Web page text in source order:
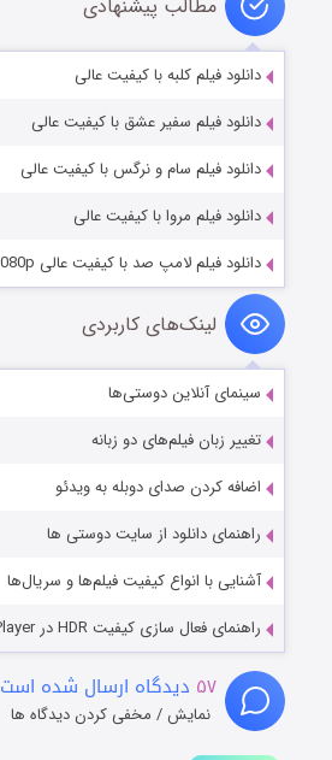
مطالب پیشنهادی
دانلود فیلم کلبه با کیفیت عالی
دانلود فیلم سفیر عشق با کیفیت عالی
دانلود فیلم سام و نرگس با کیفیت عالی
دانلود فیلم مروا با کیفیت عالی
دانلود فیلم لامپ صد با کیفیت عالی 1080p
لینک‌های کاربردی
سینمای آنلاین دوستی‌ها
تغییر زبان فیلم‌های دو زبانه
اضافه کردن صدای دوبله به ویدئو
راهنمای دانلود از سایت دوستی ها
آشنایی با انواع کیفیت فیلم‌ها و سریال‌ها
راهنمای فعال سازی کیفیت HDR در PotPlayer
۵۷ دیدگاه ارسال شده است
نمایش / مخفی کردن دیدگاه ها